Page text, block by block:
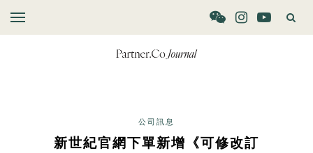
公司訊息
新世紀官網下單新增《可修改訂